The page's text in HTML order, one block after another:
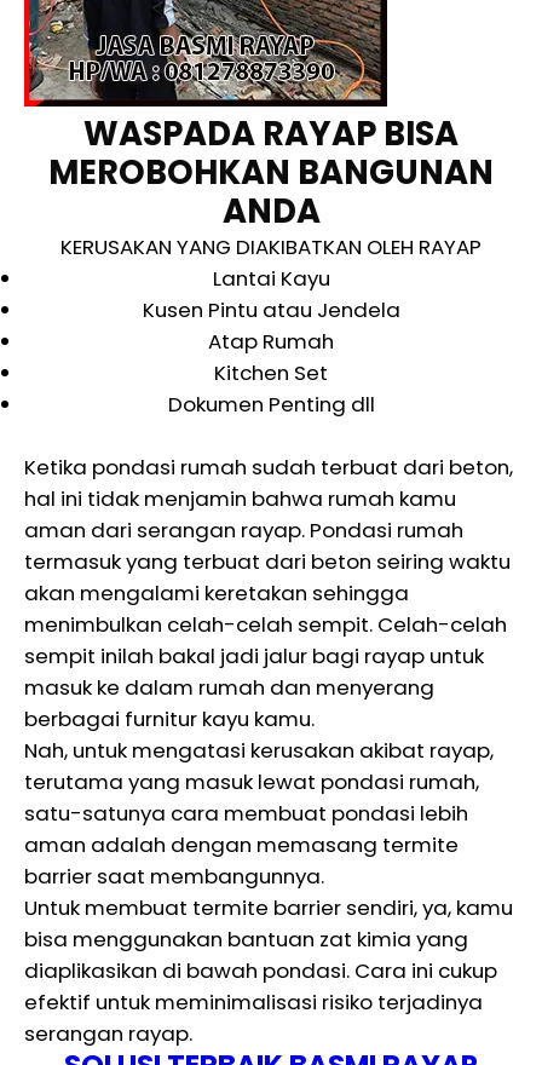
WASPADA RAYAP BISA
MEROBOHKAN BANGUNAN
ANDA
KERUSAKAN YANG DIAKIBATKAN OLEH RAYAP
Lantai Kayu
Kusen Pintu atau Jendela
Atap Rumah
Kitchen Set
Dokumen Penting dll
Ketika pondasi rumah sudah terbuat dari beton,
hal ini tidak menjamin bahwa rumah kamu
aman dari serangan rayap. Pondasi rumah
termasuk yang terbuat dari beton seiring waktu
akan mengalami keretakan sehingga
menimbulkan celah-celah sempit. Celah-celah
sempit inilah bakal jadi jalur bagi rayap untuk
masuk ke dalam rumah dan menyerang
berbagai furnitur kayu kamu.
Nah, untuk mengatasi kerusakan akibat rayap,
terutama yang masuk lewat pondasi rumah,
satu-satunya cara membuat pondasi lebih
aman adalah dengan memasang termite
barrier saat membangunnya.
Untuk membuat termite barrier sendiri, ya, kamu
bisa menggunakan bantuan zat kimia yang
diaplikasikan di bawah pondasi. Cara ini cukup
efektif untuk meminimalisasi risiko terjadinya
serangan rayap.